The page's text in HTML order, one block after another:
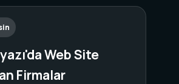
Web Site
Firmalar